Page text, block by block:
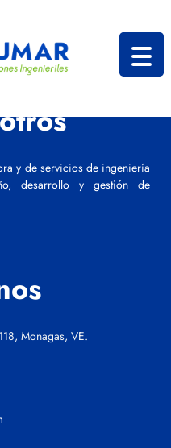
y de servicios de ingeniería
desarrollo y gestión de
Monagas, VE.